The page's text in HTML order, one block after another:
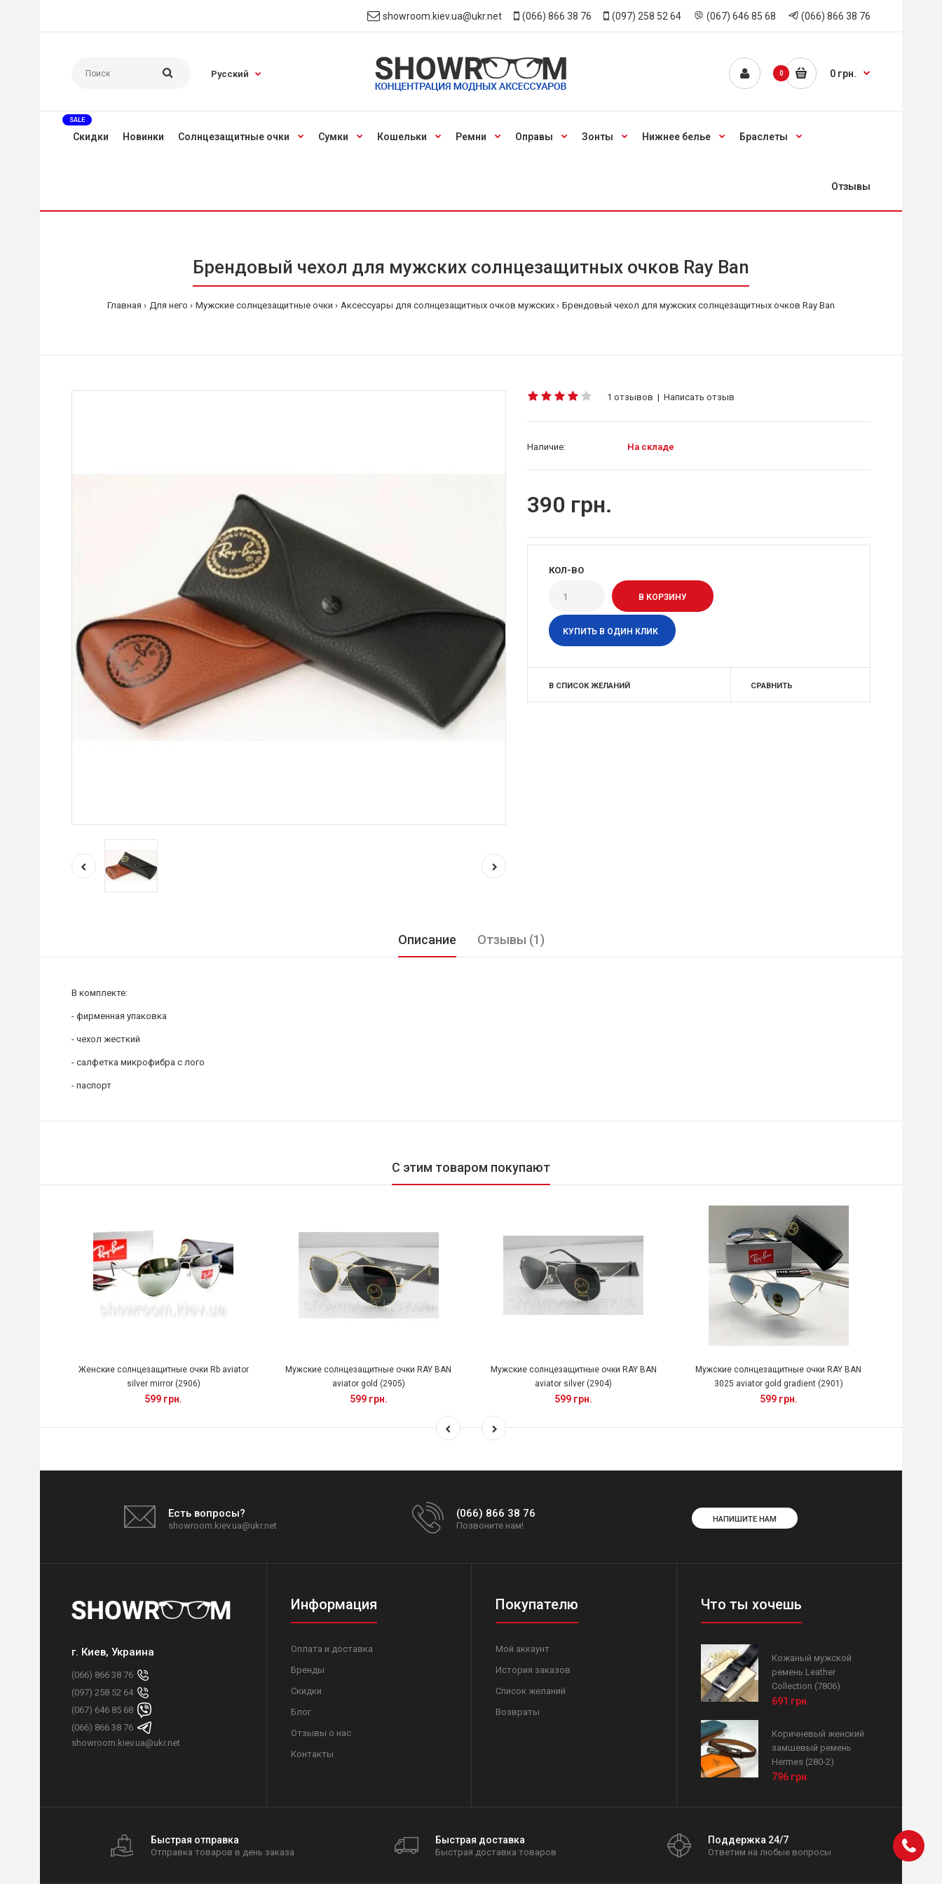
showroom.kiev.ua@ukr.net (066) 866 38 76 (097) 258 52 64 (067) 646 85 68 (066) 866 38 76
Русский 0 0 грн.
Скидки
SALE
Новинки Солнцезащитные очки Сумки Кошельки Ремни Оправы Зонты Нижнее белье Браслеты
Отзывы
Брендовый чехол для мужских солнцезащитных очков Ray Ban
Главная Для него Мужские солнцезащитные очки Аксессуары для солнцезащитных очков мужских Брендовый чехол для мужских солнцезащитных очков Ray Ban
1 отзывов | Написать отзыв
Наличие: На складе
390 грн.
КОЛ-ВО
КУПИТЬ В ОДИН КЛИК
В СПИСОК ЖЕЛАНИЙ СРАВНИТЬ
Описание Отзывы (1)
В комплекте:
- фирменная упаковка
- чехол жесткий
- салфетка микрофибра с лого
- паспорт
С этим товаром покупают
Женские солнцезащитные очки Rb aviator
silver mirror (2906)
599 грн.
Мужские солнцезащитные очки RAY BAN
aviator gold (2905)
599 грн.
Мужские солнцезащитные очки RAY BAN
aviator silver (2904)
599 грн.
Мужские солнцезащитные очки RAY BAN
3025 aviator gold gradient (2901)
599 грн.
Есть вопросы?
showroom.kiev.ua@ukr.net
(066) 866 38 76
Позвоните нам!
НАПИШИТЕ НАМ
г. Киев, Украина
(066) 866 38 76
(097) 258 52 64
(067) 646 85 68
(066) 866 38 76
showroom.kiev.ua@ukr.net
Информация
Оплата и доставка
Бренды
Скидки
Блог
Отзывы о нас
Контакты
Покупателю
Мой аккаунт
История заказов
Список желаний
Возвраты
Что ты хочешь
Кожаный мужской
ремень Leather
Collection (7806)
691 грн.
Коричневый женский
замшевый ремень
Hermes (280-2)
796 грн.
Быстрая отправка
Отправка товаров в день заказа
Быстрая доставка
Быстрая доставка товаров
Поддержка 24/7
Ответим на любые вопросы